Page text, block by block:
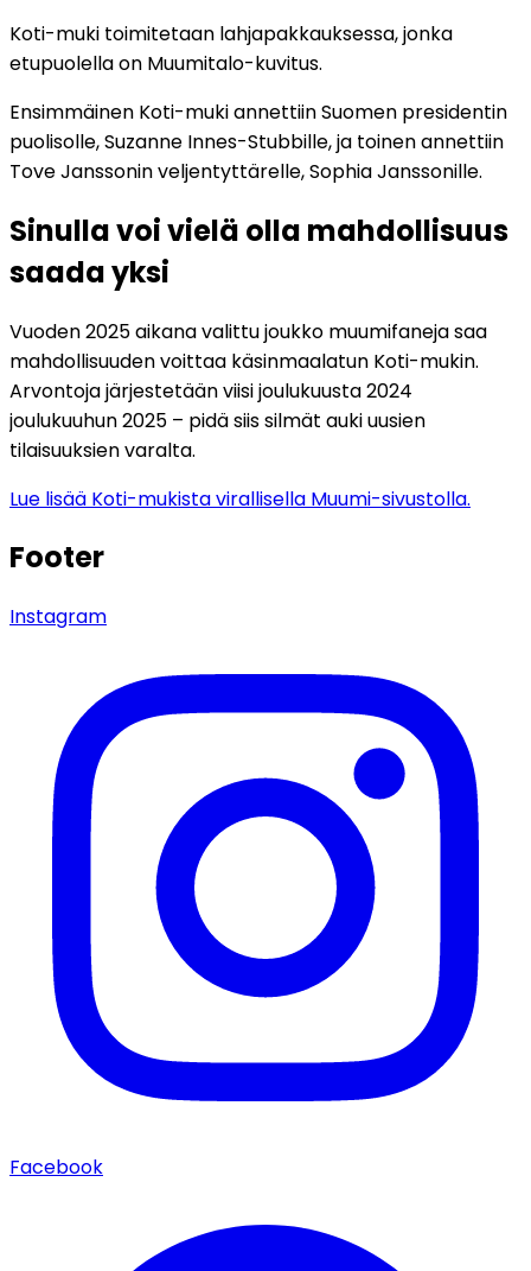
Koti-muki toimitetaan lahjapakkauksessa, jonka
etupuolella on Muumitalo-kuvitus.
Ensimmäinen Koti-muki annettiin Suomen presidentin
puolisolle, Suzanne Innes-Stubbille, ja toinen annettiin
Tove Janssonin veljentyttärelle, Sophia Janssonille.
Sinulla voi vielä olla mahdollisuus
saada yksi
Vuoden 2025 aikana valittu joukko muumifaneja saa
mahdollisuuden voittaa käsinmaalatun Koti-mukin.
Arvontoja järjestetään viisi joulukuusta 2024
joulukuuhun 2025 – pidä siis silmät auki uusien
tilaisuuksien varalta.
Lue lisää Koti-mukista virallisella Muumi-sivustolla.
Footer
Instagram
Facebook